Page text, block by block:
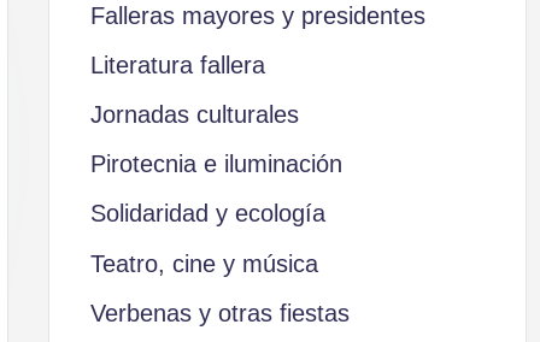
Falleras mayores y presidentes
Literatura fallera
Jornadas culturales
Pirotecnia e iluminación
Solidaridad y ecología
Teatro, cine y música
Verbenas y otras fiestas